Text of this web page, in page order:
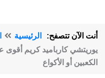
أنت الآن تتصفح: الرئيسية
يوريتشي كارباميد كريم
الكعبين أو الأكواع